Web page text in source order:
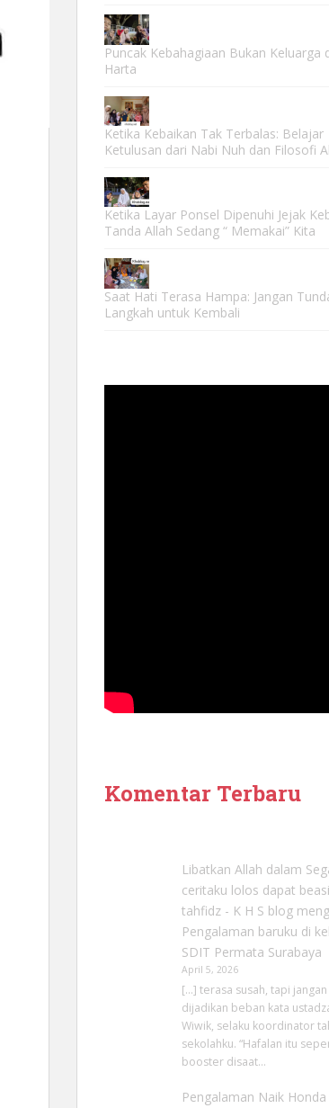
Puncak Kebahagiaan Bukan Keluarga
Harta
Ketika Kebaikan Tak Terbalas: Belajar
Ketulusan dari Nabi Nuh dan Filosofi
Ketika Layar Ponsel Dipenuhi Jejak
Tanda Allah Sedang “ Memakai” Kita
Saat Hati Terasa Hampa: Jangan
Langkah untuk Kembali
Komentar Terbaru
Libatkan Allah dalam
ceritaku lolos dapat
tahfidz - K H S blog
Pengalaman baruku di
SDIT Permata Surabaya
April 5, 2026
[…] terasa susah, tapi jangan
dijadikan beban kata
Wiwik, selaku koordinator
sekolahku. “Hafalan itu
booster disaat…
Pengalaman Naik Honda